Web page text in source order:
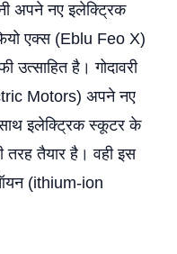
अपने नए इलेक्ट्रिक
एक्स (Eblu Feo X)
उत्साहित है। गोदावरी
Motors) अपने नए
इलेक्ट्रिक स्कूटर के
तरह तैयार है। वही इस
(ithium-ion